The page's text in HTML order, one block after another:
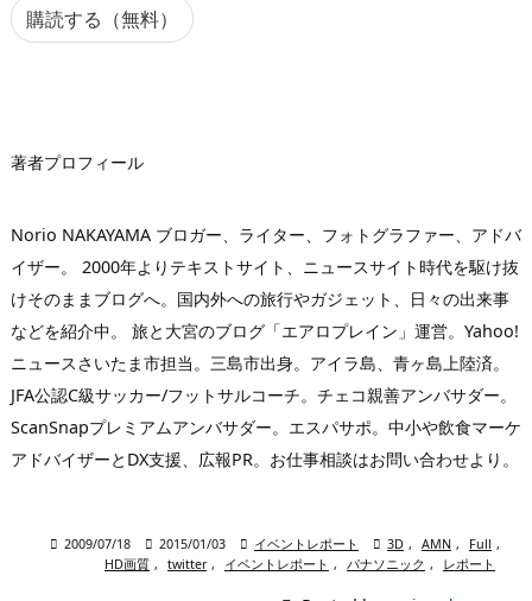
ア
ド
購読する（無料）
著者プロフィール
Norio NAKAYAMA ブロガー、ライター、フォトグラファー、アドバ
イザー。 2000年よりテキストサイト、ニュースサイト時代を駆け抜
けそのままブログへ。国内外への旅行やガジェット、日々の出来事
などを紹介中。 旅と大宮のブログ「エアロプレイン」運営。Yahoo!
ニュースさいたま市担当。三島市出身。アイラ島、青ヶ島上陸済。
JFA公認C級サッカー/フットサルコーチ。チェコ親善アンバサダー。
ScanSnapプレミアムアンバサダー。エスパサポ。中小や飲食マーケ
アドバイザーとDX支援、広報PR。お仕事相談はお問い合わせより。
 2009/07/18  2015/01/03  イベントレポート  3D , AMN , Full ,
HD画質 , twitter , イベントレポート , パナソニック , レポート